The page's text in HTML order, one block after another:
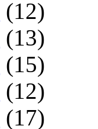
(12)
(13)
(15)
(12)
(17)